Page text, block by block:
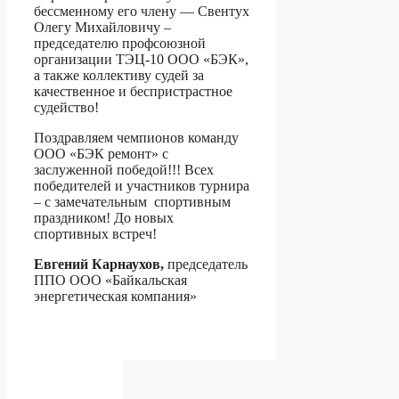
бессменному его члену — Свентух
Олегу Михайловичу –
председателю профсоюзной
организации ТЭЦ-10 ООО «БЭК»,
а также коллективу судей за
качественное и беспристрастное
судейство!
Поздравляем чемпионов команду
ООО «БЭК ремонт» с
заслуженной победой!!! Всех
победителей и участников турнира
– с замечательным спортивным
праздником! До новых
спортивных встреч!
Евгений Карнаухов, председатель
ППО ООО «Байкальская
энергетическая компания»